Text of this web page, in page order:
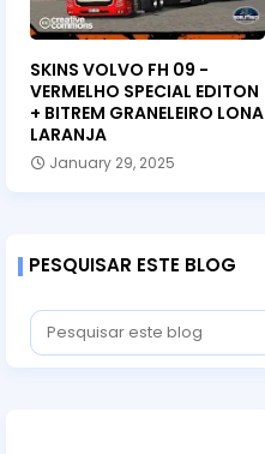
SKINS VOLVO FH 09 -
VERMELHO SPECIAL EDITON
+ BITREM GRANELEIRO LONA
LARANJA
January 29, 2025
PESQUISAR ESTE BLOG